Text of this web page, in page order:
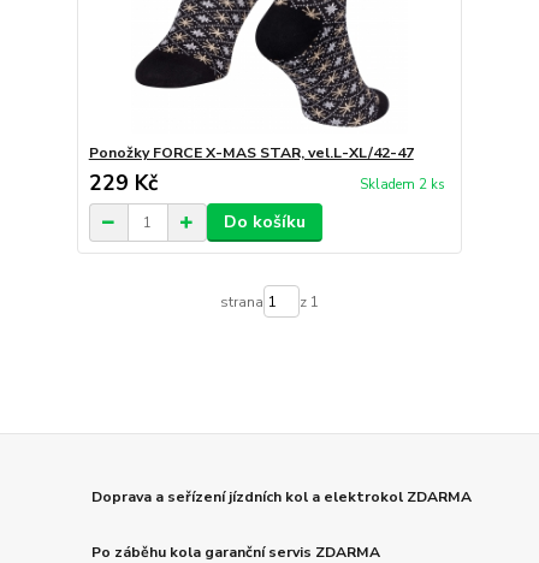
Ponožky FORCE X-MAS STAR, vel.L-XL/42-47
229 Kč Skladem 2 ks
Do košíku
strana z 1
Doprava a seřízení jízdních kol a elektrokol ZDARMA
Po záběhu kola garanční servis ZDARMA